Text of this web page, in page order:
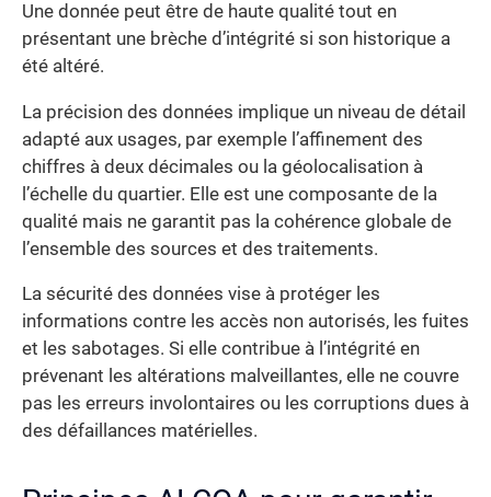
Une donnée peut être de haute qualité tout en
présentant une brèche d’intégrité si son historique a
été altéré.
La précision des données implique un niveau de détail
adapté aux usages, par exemple l’affinement des
chiffres à deux décimales ou la géolocalisation à
l’échelle du quartier. Elle est une composante de la
qualité mais ne garantit pas la cohérence globale de
l’ensemble des sources et des traitements.
La sécurité des données vise à protéger les
informations contre les accès non autorisés, les fuites
et les sabotages. Si elle contribue à l’intégrité en
prévenant les altérations malveillantes, elle ne couvre
pas les erreurs involontaires ou les corruptions dues à
des défaillances matérielles.